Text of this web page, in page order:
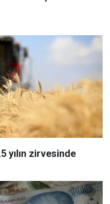
yılın zirvesinde